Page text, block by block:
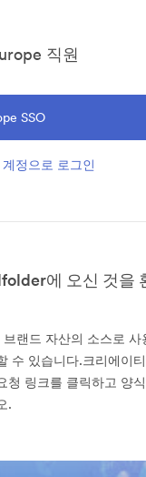
직원
SSO
정으로 로그인
에 오신 것을
랜드 자산의 소스로 사
수 있습니다.크리에이
청 링크를 클릭하고 양
.